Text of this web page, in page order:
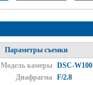
Параметры съемки
Модель камеры
DSC-W100
Диафрагма
F/2.8